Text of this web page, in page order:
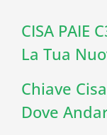
CISA PAIE
La Tua
Chiave
Dove